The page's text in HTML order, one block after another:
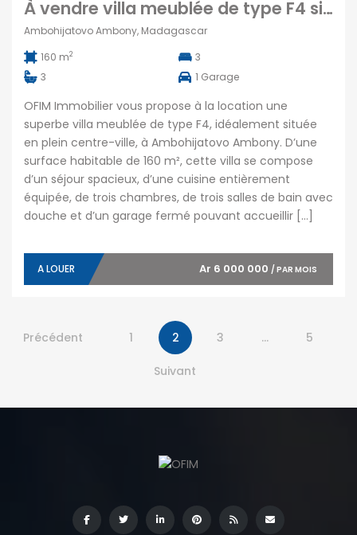
À vendre villa meublée de type F4 située en plein centre-ville à Ambohijatovo Ambony
Ambohijatovo Ambony, Madagascar
160 m2
3
3
1 Garage
OFIM Immobilier vous propose à la location une
superbe villa meublée de type F4, idéalement située
en plein centre-ville, à Ambohijatovo Ambony. D’une
surface habitable de 160 m², cette villa se compose
d’un séjour spacieux, d’une cuisine entièrement
équipée, de trois chambres, de trois salles de bain avec
douche et d’un garage fermé pouvant accueillir […]
A LOUER Ar 6 000 000 / PAR MOIS
Précédent 1 2 3 … 5
Suivant